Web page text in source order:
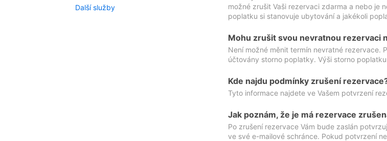
Další služby
možné zrušit Vaši rezervaci zdarma a nebo je
poplatku si stanovuje ubytování a jakékoli
Mohu zrušit svou nevratnou rezervaci
Není možné měnit termín nevratné rezervace.
účtovány storno poplatky. Výši storno
Kde najdu podmínky zrušení
Tyto informace najdete ve Vašem potvrzení
Jak poznám, že je má rezervace
Po zrušení rezervace Vám bude zaslán
ve své e-mailové schránce. Pokud potvrzení